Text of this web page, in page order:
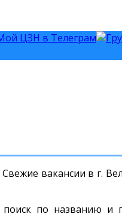
вакансии в г.
по названию и